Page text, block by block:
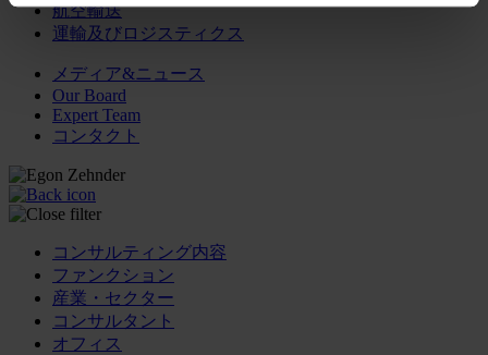
航空輸送
運輸及びロジスティクス
メディア&ニュース
Our Board
Expert Team
コンタクト
コンサルティング内容
ファンクション
産業・セクター
コンサルタント
オフィス